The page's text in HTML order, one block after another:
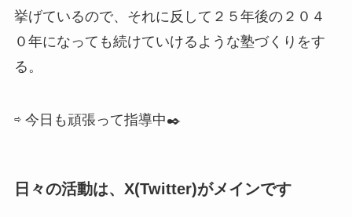
挙げているので、それに反して２５年後の２０４
０年になっても続けていけるような塾づくりをす
る。
⇨ 今日も頑張って指導中✒️
日々の活動は、X(Twitter)がメインです